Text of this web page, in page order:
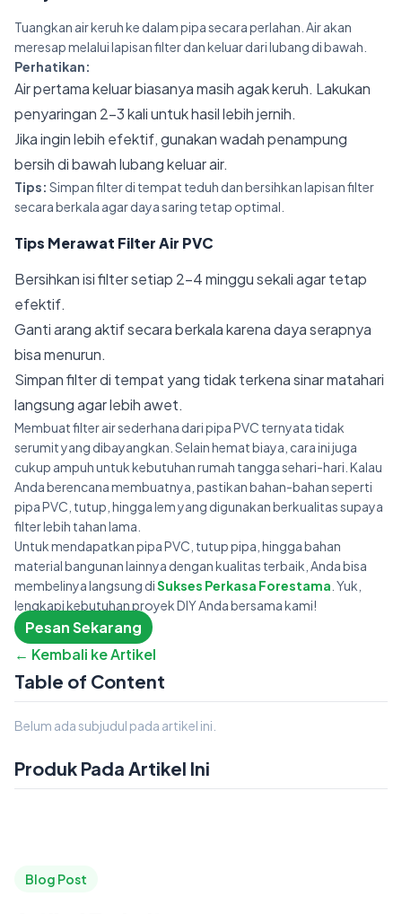
Tuangkan air keruh ke dalam pipa secara perlahan. Air akan
meresap melalui lapisan filter dan keluar dari lubang di bawah.
Perhatikan:
Air pertama keluar biasanya masih agak keruh. Lakukan
penyaringan 2–3 kali untuk hasil lebih jernih.
Jika ingin lebih efektif, gunakan wadah penampung
bersih di bawah lubang keluar air.
Tips: Simpan filter di tempat teduh dan bersihkan lapisan filter
secara berkala agar daya saring tetap optimal.
Tips Merawat Filter Air PVC
Bersihkan isi filter setiap 2–4 minggu sekali agar tetap
efektif.
Ganti arang aktif secara berkala karena daya serapnya
bisa menurun.
Simpan filter di tempat yang tidak terkena sinar matahari
langsung agar lebih awet.
Membuat filter air sederhana dari pipa PVC ternyata tidak
serumit yang dibayangkan. Selain hemat biaya, cara ini juga
cukup ampuh untuk kebutuhan rumah tangga sehari-hari. Kalau
Anda berencana membuatnya, pastikan bahan-bahan seperti
pipa PVC, tutup, hingga lem yang digunakan berkualitas supaya
filter lebih tahan lama.
Untuk mendapatkan pipa PVC, tutup pipa, hingga bahan
material bangunan lainnya dengan kualitas terbaik, Anda bisa
membelinya langsung diSukses Perkasa Forestama . Yuk,
lengkapi kebutuhan proyek DIY Anda bersama kami!
Pesan Sekarang
← Kembali ke Artikel
Table of Content
Belum ada subjudul pada artikel ini.
Produk Pada Artikel Ini
Blog Post